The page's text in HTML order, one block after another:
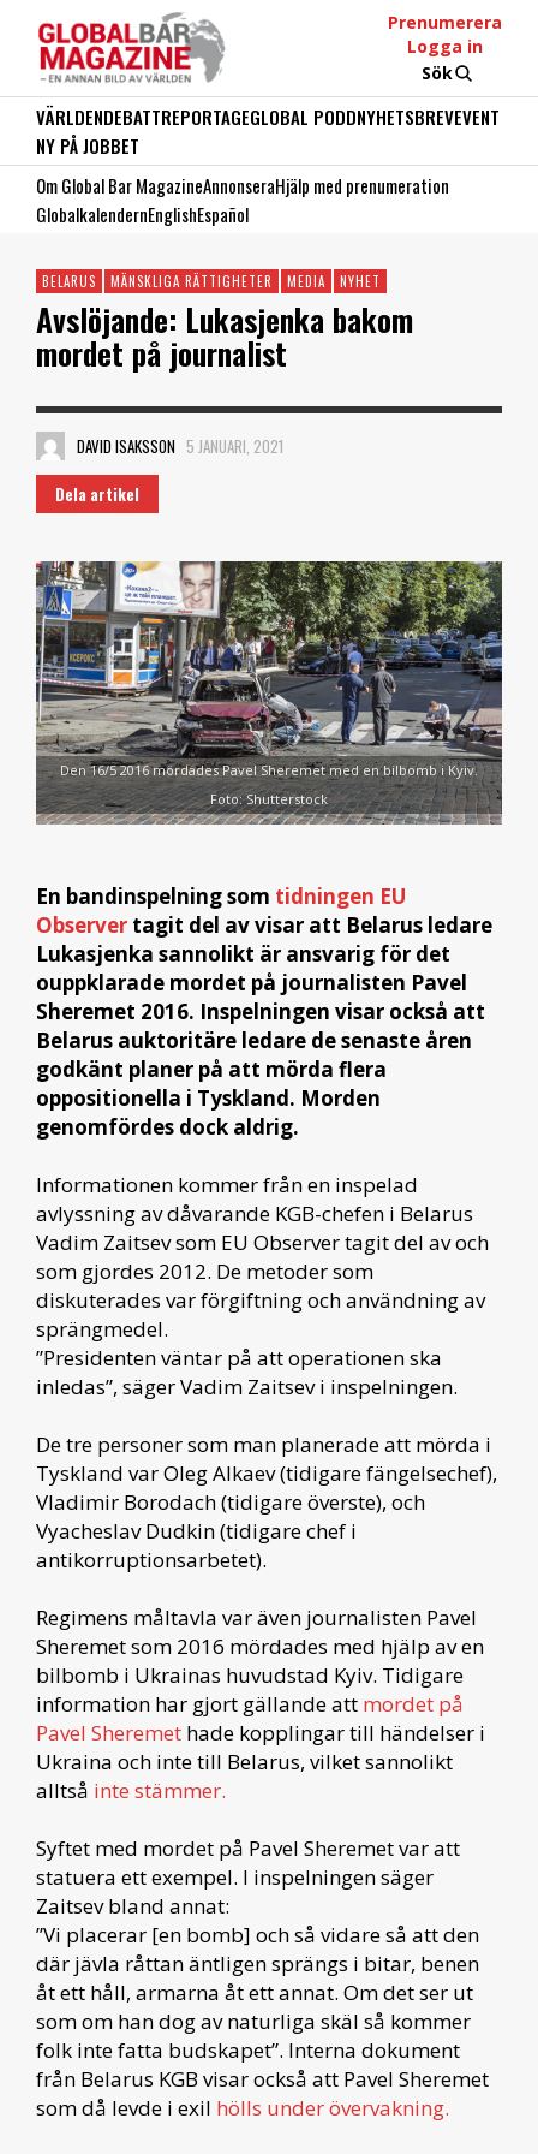
Prenumerera
Logga in
Sök
VÄRLDENDEBATTREPORTAGEGLOBAL PODDNYHETSBREVEVENT
NY PÅ JOBBET
Om Global Bar MagazineAnnonseraHjälp med prenumeration
GlobalkalendernEnglishEspañol
BELARUS MÄNSKLIGA RÄTTIGHETER MEDIA NYHET
Avslöjande: Lukasjenka bakom
mordet på journalist
DAVID ISAKSSON 5 JANUARI, 2021
Dela artikel
Den 16/5 2016 mördades Pavel Sheremet med en bilbomb i Kyiv.
Foto: Shutterstock
En bandinspelning som tidningen EU
Observer tagit del av visar att Belarus ledare
Lukasjenka sannolikt är ansvarig för det
ouppklarade mordet på journalisten Pavel
Sheremet 2016. Inspelningen visar också att
Belarus auktoritäre ledare de senaste åren
godkänt planer på att mörda flera
oppositionella i Tyskland. Morden
genomfördes dock aldrig.
Informationen kommer från en inspelad
avlyssning av dåvarande KGB-chefen i Belarus
Vadim Zaitsev som EU Observer tagit del av och
som gjordes 2012. De metoder som
diskuterades var förgiftning och användning av
sprängmedel.
”Presidenten väntar på att operationen ska
inledas”, säger Vadim Zaitsev i inspelningen.
De tre personer som man planerade att mörda i
Tyskland var Oleg Alkaev (tidigare fängelsechef),
Vladimir Borodach (tidigare överste), och
Vyacheslav Dudkin (tidigare chef i
antikorruptionsarbetet).
Regimens måltavla var även journalisten Pavel
Sheremet som 2016 mördades med hjälp av en
bilbomb i Ukrainas huvudstad Kyiv. Tidigare
information har gjort gällande att mordet på
Pavel Sheremet hade kopplingar till händelser i
Ukraina och inte till Belarus, vilket sannolikt
alltså inte stämmer.
Syftet med mordet på Pavel Sheremet var att
statuera ett exempel. I inspelningen säger
Zaitsev bland annat:
”Vi placerar [en bomb] och så vidare så att den
där jävla råttan äntligen sprängs i bitar, benen
åt ett håll, armarna åt ett annat. Om det ser ut
som om han dog av naturliga skäl så kommer
folk inte fatta budskapet”. Interna dokument
från Belarus KGB visar också att Pavel Sheremet
som då levde i exil hölls under övervakning.